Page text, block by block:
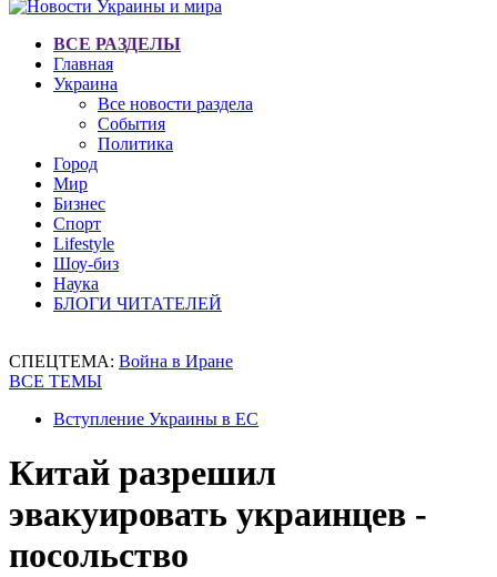
ВСЕ РАЗДЕЛЫ
Главная
Украина
Все новости раздела
События
Политика
Город
Мир
Бизнес
Спорт
Lifestyle
Шоу-биз
Наука
БЛОГИ ЧИТАТЕЛЕЙ
СПЕЦТЕМА: Война в Иране
ВСЕ ТЕМЫ
Вступление Украины в ЕС
Китай разрешил
эвакуировать украинцев -
посольство